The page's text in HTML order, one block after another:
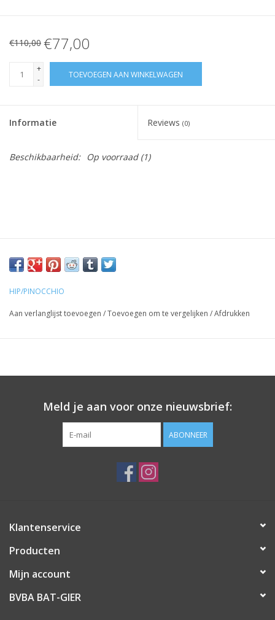
€110,00 €77,00
+
-
TOEVOEGEN AAN WINKELWAGEN
Informatie Reviews (0)
Beschikbaarheid: Op voorraad(1)
HIP/PINOCCHIO
Aan verlanglijst toevoegen /Toevoegen om te vergelijken /Afdrukken
Meld je aan voor onze nieuwsbrief:
ABONNEER
Klantenservice
Producten
Mijn account
BVBA BAT-GIER